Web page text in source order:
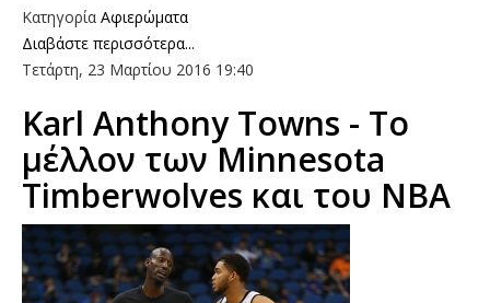
Κατηγορία Αφιερώματα
Διαβάστε περισσότερα...
Τετάρτη, 23 Μαρτίου 2016 19:40
Karl Anthony Towns - Το
μέλλον των Minnesota
Timberwolves και του NBA